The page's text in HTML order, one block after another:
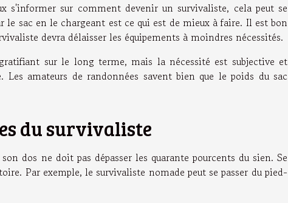
s'informer sur comment devenir un survivaliste, cela peut se
le sac en le chargeant est ce qui est de mieux à faire. Il est bon
devra délaisser les équipements à moindres nécessités.
sur le long terme, mais la nécessité est subjective et
amateurs de randonnées savent bien que le poids du sac
du survivaliste
dos ne doit pas dépasser les quarante pourcents du sien. Se
Par exemple, le survivaliste nomade peut se passer du pied-